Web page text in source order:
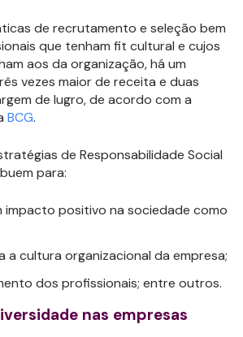
de recrutamento e seleção bem
que tenham fit cultural e cujos
aos da organização, há um
vezes maior de receita e duas
de lugro, de acordo com a
BCG.
de Responsabilidade Social
para:
impacto positivo na sociedade como
a cultura organizacional da empresa;
dos profissionais; entre outros.
nas empresas